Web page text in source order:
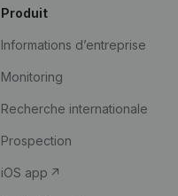
Produit
Informations d’entreprise
Monitoring
Recherche internationale
Prospection
iOS app